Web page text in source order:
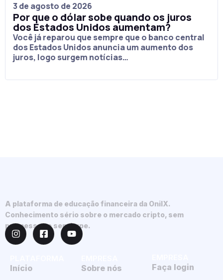
3 de agosto de 2026
Por que o dólar sobe quando os juros
dos Estados Unidos aumentam?
Você já reparou que sempre que o banco central
dos Estados Unidos anuncia um aumento dos
juros, logo surgem notícias…
A plataforma de educação financeira da OnilX.
Conhecimento sério sobre o mercado cripto, sem
promessas e sem hype.
Início Sobre nós
Faça login